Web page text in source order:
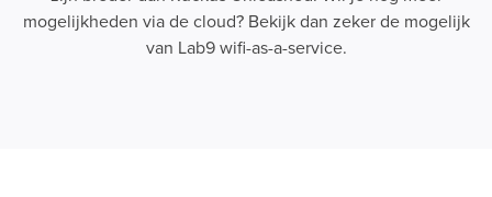
mogelijkheden via de cloud? Bekijk dan zeker de mogelijk
van Lab9 wifi-as-a-service.